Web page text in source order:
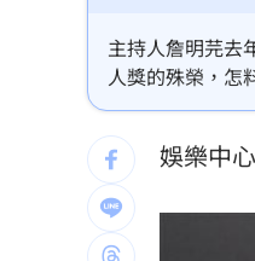
李李仁慶
台灣高中
主持人詹明芫去
人獎的殊榮，怎
許多網友相當震
娛樂中